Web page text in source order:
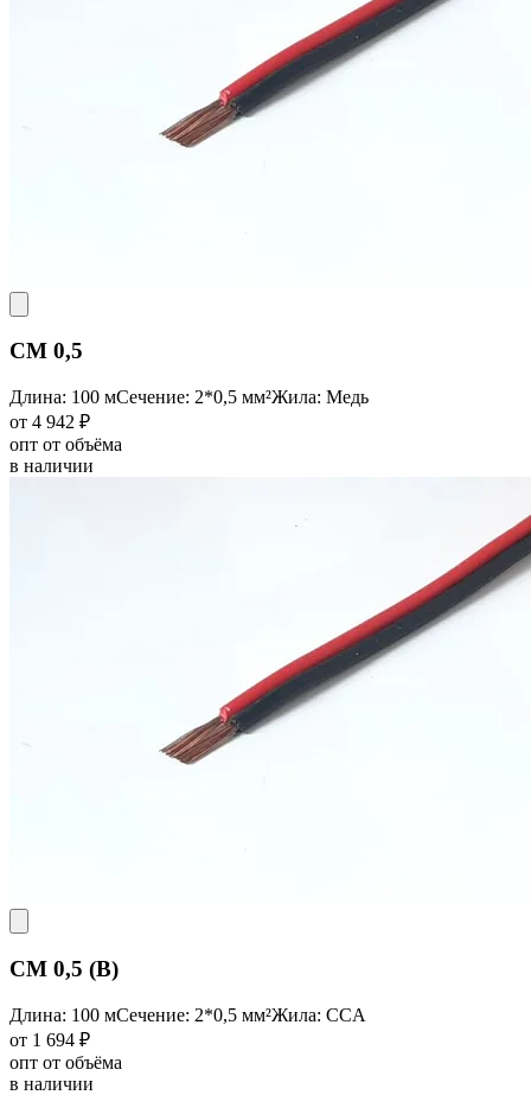
CM 0,5
Длина: 100 мСечение: 2*0,5 мм²Жила: Медь
от 4 942 ₽
опт от объёма
в наличии
CM 0,5 (B)
Длина: 100 мСечение: 2*0,5 мм²Жила: CCA
от 1 694 ₽
опт от объёма
в наличии